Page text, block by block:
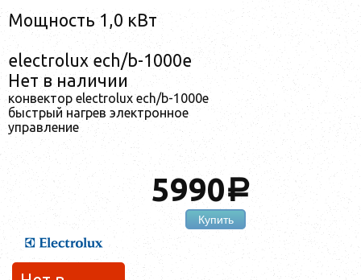
Мощность 1,0 кВт
electrolux ech/b-1000e
Нет в наличии
конвектор electrolux ech/b-1000e
быстрый нагрев электронное
управление
5990a
Купить